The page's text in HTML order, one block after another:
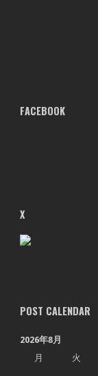
FACEBOOK
X
POST CALENDAR
2026年8月
月
火